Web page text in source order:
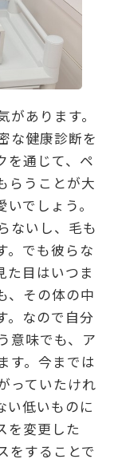
があります。
な健康診断を
を通じて、ペ
らうことが大
でしょう。
ないし、毛も
。でも彼らな
た目はいつま
、その体の中
。なので自分
意味でも、ア
す。今までは
っていたけれ
い低いものに
を変更した
をすることで